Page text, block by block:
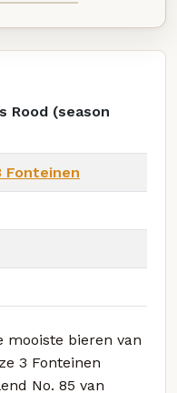
Rood (season
Fonteinen
mooiste bieren van
3 Fonteinen
No. 85 van